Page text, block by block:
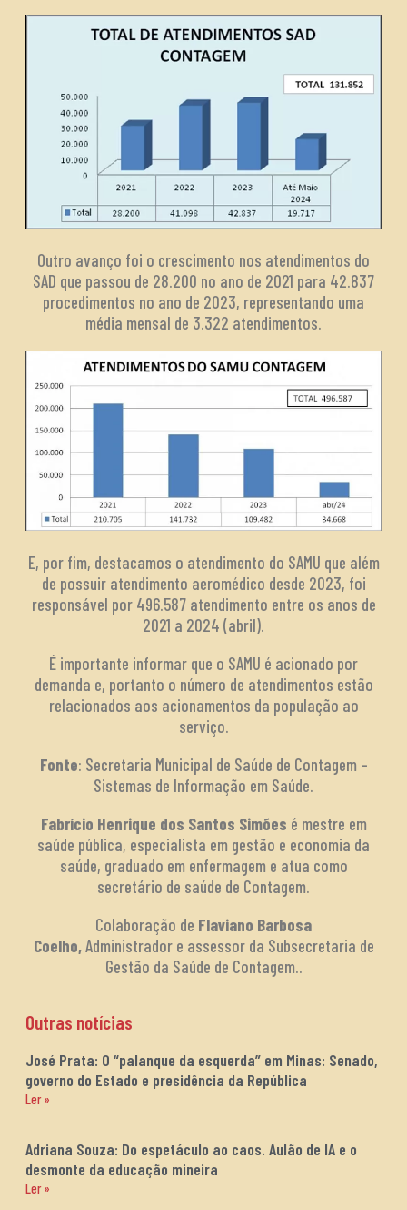
Outro avanço foi o crescimento nos atendimentos do
SAD que passou de 28.200 no ano de 2021 para 42.837
procedimentos no ano de 2023, representando uma
média mensal de 3.322 atendimentos.
E, por fim, destacamos o atendimento do SAMU que além
de possuir atendimento aeromédico desde 2023, foi
responsável por 496.587 atendimento entre os anos de
2021 a 2024 (abril).
É importante informar que o SAMU é acionado por
demanda e, portanto o número de atendimentos estão
relacionados aos acionamentos da população ao
serviço.
Fonte: Secretaria Municipal de Saúde de Contagem –
Sistemas de Informação em Saúde.
Fabrício Henrique dos Santos Simões é mestre em
saúde pública, especialista em gestão e economia da
saúde, graduado em enfermagem e atua como
secretário de saúde de Contagem.
Colaboração de Flaviano Barbosa
Coelho,Administrador e assessor da Subsecretaria de
Gestão da Saúde de Contagem..
Outras notícias
José Prata: O “palanque da esquerda” em Minas: Senado,
governo do Estado e presidência da República
Ler »
Adriana Souza: Do espetáculo ao caos. Aulão de IA e o
desmonte da educação mineira
Ler »